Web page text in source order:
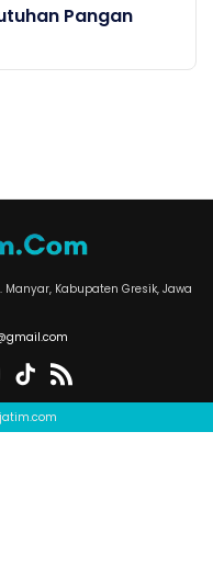
Pangan
Manyar, Kabupaten Gresik, Jawa